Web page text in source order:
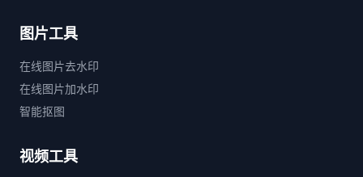
图片工具
在线图片去水印
在线图片加水印
智能抠图
视频工具